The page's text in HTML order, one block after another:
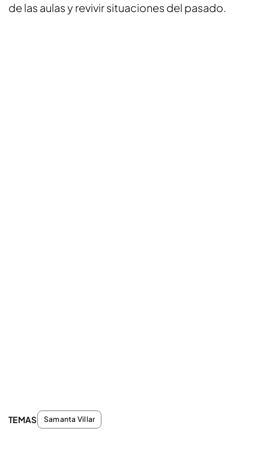
de las aulas y revivir situaciones del pasado.
TEMAS Samanta Villar